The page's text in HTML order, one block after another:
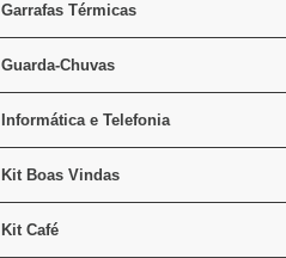
Garrafas Térmicas
Guarda-Chuvas
Informática e Telefonia
Kit Boas Vindas
Kit Café